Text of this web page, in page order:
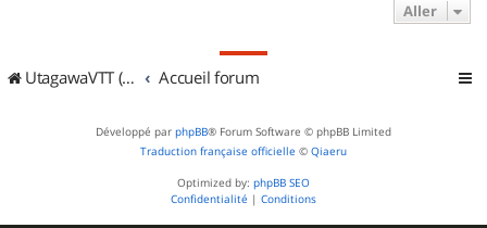
Aller
UtagawaVTT (Randos VTT et VTTAE avec traces GPS) Accueil forum
Développé par phpBB® Forum Software © phpBB Limited
Traduction française officielle © Qiaeru
Optimized by: phpBB SEO
Confidentialité | Conditions